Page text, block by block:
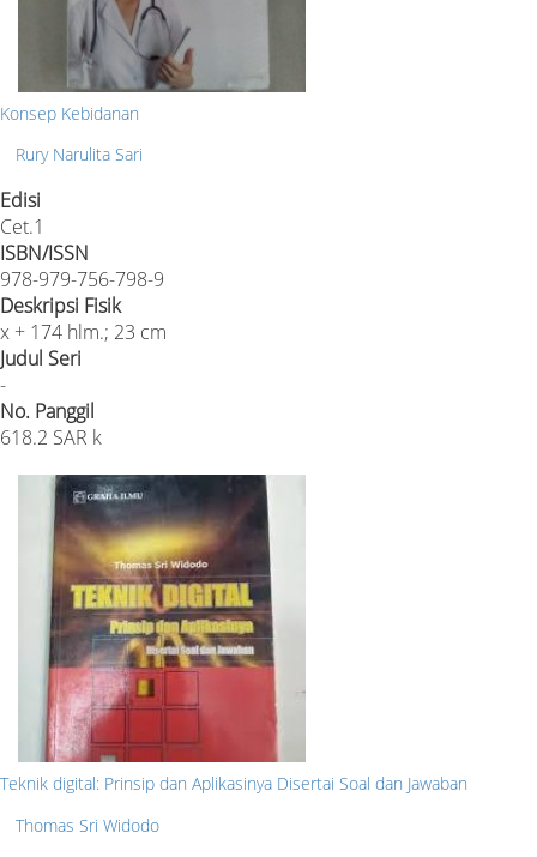
Konsep Kebidanan
Rury Narulita Sari
Edisi
Cet.1
ISBN/ISSN
978-979-756-798-9
Deskripsi Fisik
x + 174 hlm.; 23 cm
Judul Seri
-
No. Panggil
618.2 SAR k
Teknik digital: Prinsip dan Aplikasinya Disertai Soal dan Jawaban
Thomas Sri Widodo